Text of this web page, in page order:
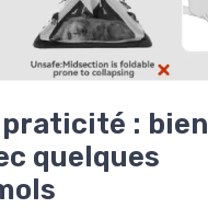
praticité : bien
quelques